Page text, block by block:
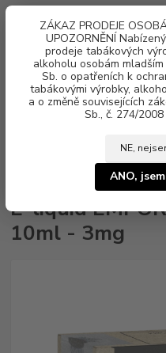
ZÁKAZ PRODEJE
UPOZORNĚNÍ
prodeje tabákových
alkoholu osobám
Sb. o opatřeních k
tabákovými výrobky,
a o změně souvisejících
Sb., č. 274/
NE,
ANO,
E-liquid
10ml - 3mg